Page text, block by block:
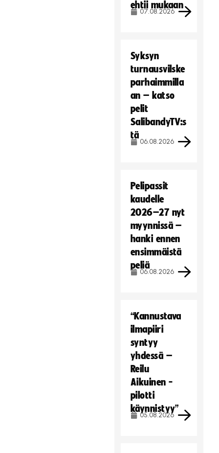
ehtii mukaan
07.08.2026
Syksyn
turnausvilske
parhaimmilla
an – katso
pelit
SalibandyTV:s
tä
06.08.2026
Pelipassit
kaudelle
2026–27 nyt
myynnissä –
hanki ennen
ensimmäistä
peliä
06.08.2026
“Kannustava
ilmapiiri
syntyy
yhdessä –
Reilu
Aikuinen -
pilotti
käynnistyy”
05.08.2026